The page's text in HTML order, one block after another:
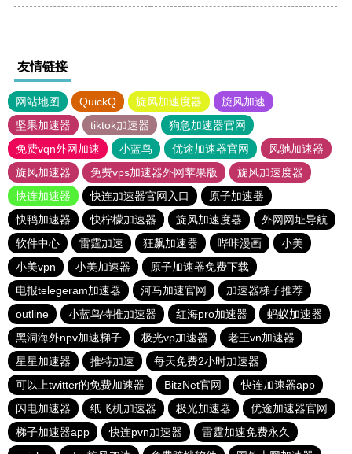
友情链接
网站地图 QuickQ 旋风加速度器
旋风加速
坚果加速器
tiktok加速器
狗急加速器官网
免费vqn外网加速
小蓝鸟 优途加速器官网
风驰加速器
旋风加速器
免费vps加速器外网苹果版
旋风加速度器
快连加速器
快连加速器官网入口
原子加速器
快鸭加速器
快柠檬加速器 旋风加速度器
外网网址导航
软件中心
雷霆加速 狂飙加速器 哔咔漫画
小美
小美vpn
小美加速器
原子加速器免费下载
电报telegeram加速器
河马加速官网
加速器梯子推荐
outline
小蓝鸟特推加速器 红海pro加速器
蚂蚁加速器
黑洞海外npv加速梯子
极光vp加速器
老王vn加速器
星星加速器
推特加速
每天免费2小时加速器
可以上twitter的免费加速器
BitzNet官网
快连加速器app
闪电加速器
纸飞机加速器 极光加速器
优途加速器官网
梯子加速器app
快连pvn加速器
雷霆加速免费永久